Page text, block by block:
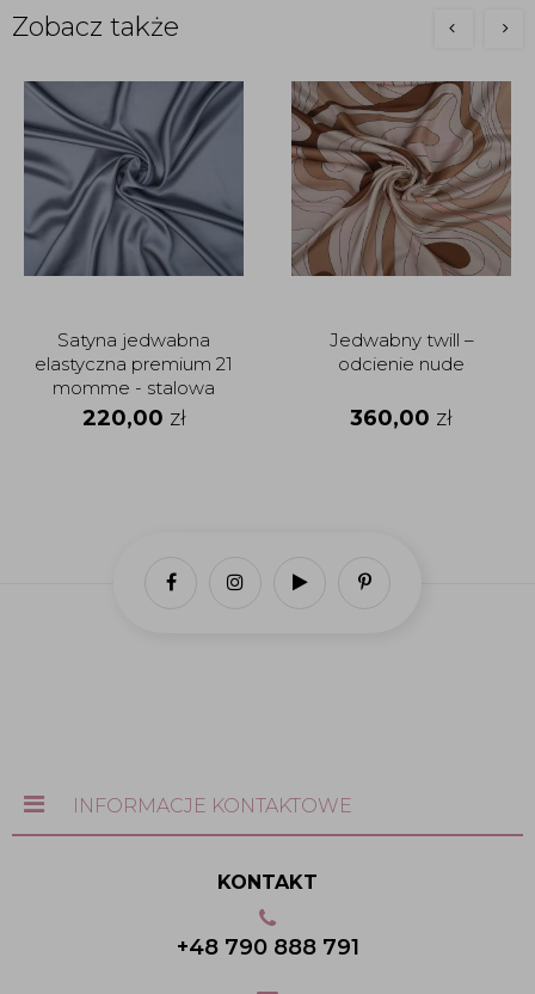
Zobacz także
Satyna jedwabna
elastyczna premium 21
momme - stalowa
220,00 zł
Jedwabny twill –
odcienie nude
360,00 zł
INFORMACJE KONTAKTOWE
KONTAKT
+48 790 888 791